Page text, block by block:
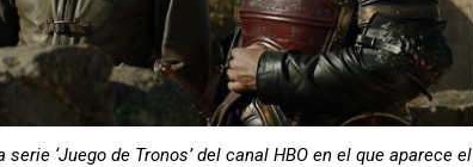
‘Juego de Tronos’ del canal HBO en el que aparece el